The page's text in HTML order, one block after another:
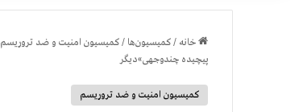
خانه /کمیسیون‌ها /کمیسیون امنیت و ضد تروریسم
پیچیده چندوجهی»دیگر
کمیسیون امنیت و ضد تروریسم